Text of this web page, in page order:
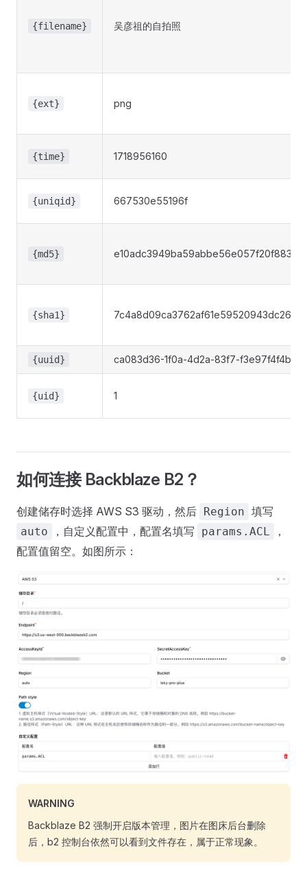
{filename} 吴彦祖的自拍照
{ext} png
{time} 1718956160
{uniqid} 667530e55196f
{md5} e10adc3949ba59abbe56e057f20f883e
{sha1}
{uuid} ca083d36-1f0a-4d2a-83f7-f3e97f4f4bfa
{uid} 1
如何连接 Backblaze B2？
创建储存时选择 AWS S3 驱动，然后 Region 填写
auto ，自定义配置中，配置名填写 params.ACL
，
配置值留空。如图所示：
WARNING
Backblaze B2 强制开启版本管理，图片在图床后台删除
后，b2 控制台依然可以看到文件存在，属于正常现象。